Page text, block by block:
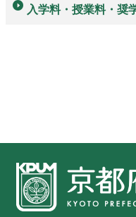
入学料・授業料・奨